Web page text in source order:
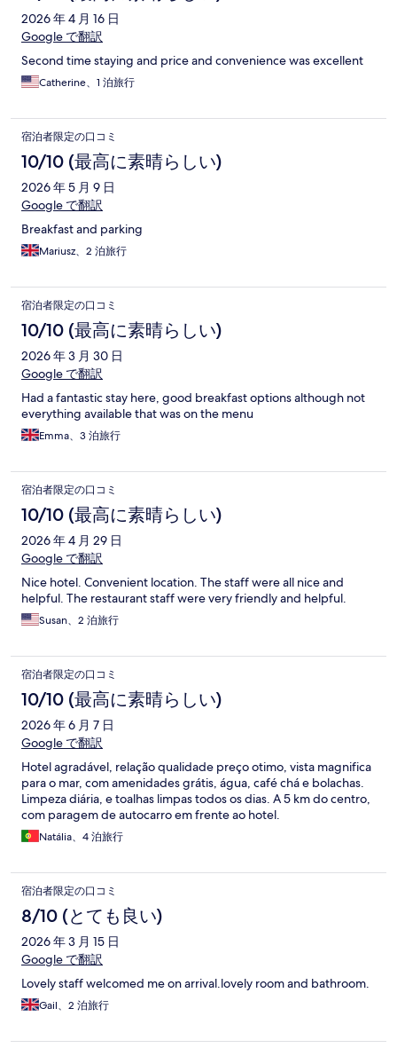
2026 年 4 月 16 日
Google で翻訳
Second time staying and price and convenience was excellent
Catherine、1 泊旅行
宿泊者限定の口コミ
10/10 (最高に素晴らしい)
2026 年 5 月 9 日
Google で翻訳
Breakfast and parking
Mariusz、2 泊旅行
宿泊者限定の口コミ
10/10 (最高に素晴らしい)
2026 年 3 月 30 日
Google で翻訳
Had a fantastic stay here, good breakfast options although not
everything available that was on the menu
Emma、3 泊旅行
宿泊者限定の口コミ
10/10 (最高に素晴らしい)
2026 年 4 月 29 日
Google で翻訳
Nice hotel. Convenient location. The staff were all nice and
helpful. The restaurant staff were very friendly and helpful.
Susan、2 泊旅行
宿泊者限定の口コミ
10/10 (最高に素晴らしい)
2026 年 6 月 7 日
Google で翻訳
Hotel agradável, relação qualidade preço otimo, vista magnifica
para o mar, com amenidades grátis, água, café chá e bolachas.
Limpeza diária, e toalhas limpas todos os dias. A 5 km do centro,
com paragem de autocarro em frente ao hotel.
Natália、4 泊旅行
宿泊者限定の口コミ
8/10 (とても良い)
2026 年 3 月 15 日
Google で翻訳
Lovely staff welcomed me on arrival.lovely room and bathroom.
Gail、2 泊旅行